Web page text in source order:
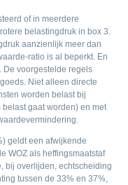
of in meerdere
belastingdruk in box 3.
aanzienlijk meer dan
ratio is al beperkt. En
De voorgestelde regels
Niet alleen directe
worden belast bij
gaat worden) en met
geldt een afwijkende
WOZ als heffingsmaatstaf
bij overlijden, echtscheiding
tussen de 33% en 37%,